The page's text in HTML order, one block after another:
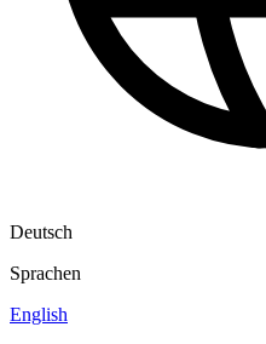
Deutsch
Sprachen
English